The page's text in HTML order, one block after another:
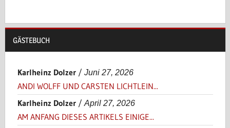
GÄSTEBUCH
Karlheinz Dolzer/ Juni 27, 2026
ANDI WOLFF UND CARSTEN LICHTLEIN...
Karlheinz Dolzer/April 27, 2026
AM ANFANG DIESES ARTIKELS EINIGE...